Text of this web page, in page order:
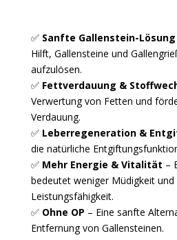
✅ Sanfte Gallenstein-
Hilft, Gallensteine und
aufzulösen.
✅ Fettverdauung &
Verwertung von Fetten und
Verdauung.
✅ Leberregeneration &
die natürliche
✅ Mehr Energie & Vitalität –
bedeutet weniger Müdigkeit und
Leistungsfähigkeit.
✅ Ohne OP – Eine sanfte
Entfernung von Gallensteinen.